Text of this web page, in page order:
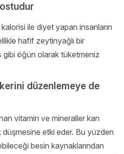
ile diyet yapan insanların
hafif zeytinyağlı bir
gibi öğün olarak tüketmeniz
düzenlemeye de
vitamin ve mineraller kan
etki eder. Bu yüzden
besin kaynaklarından